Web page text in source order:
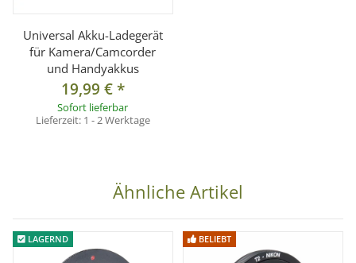
Universal Akku-Ladegerät
für Kamera/Camcorder
und Handyakkus
19,99 €*
Sofort lieferbar
Lieferzeit: 1 - 2 Werktage
Ähnliche Artikel
LAGERND BELIEBT